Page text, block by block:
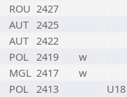
ROU 2427
AUT 2425
AUT 2422
POL 2419
w
MGL 2417
w
POL 2413
U18